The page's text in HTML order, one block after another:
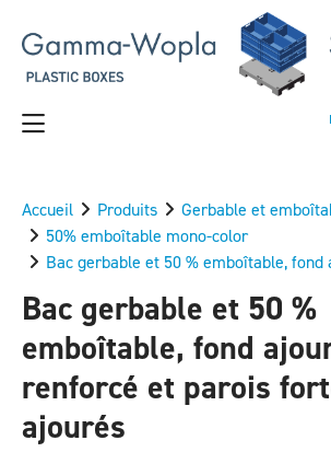
Accueil Produits
Gerbable et
50% emboîtable mono-color
Bac gerbable et 50 % emboîtable,
Bac gerbable et 50 %
emboîtable, fond
renforcé et parois
ajourés